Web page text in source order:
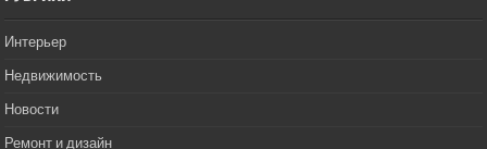
Интерьер
Недвижимость
Новости
Ремонт и дизайн